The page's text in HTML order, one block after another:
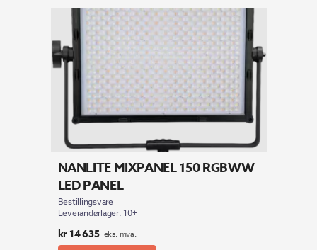
NANLITE MIXPANEL 150 RGBWW
LED PANEL
Bestillingsvare
Leverandørlager: 10+
kr14 635 eks. mva.